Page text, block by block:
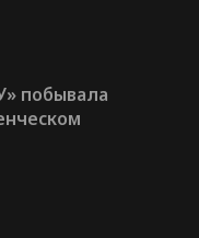
побывала